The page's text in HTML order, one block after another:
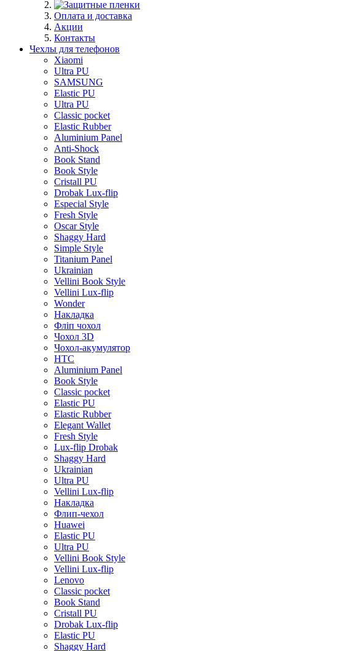
Оплата и доставка
Акции
Контакты
Чехлы для телефонов
Xiaomi
Ultra PU
SAMSUNG
Elastic PU
Ultra PU
Classic pocket
Elastic Rubber
Aluminium Panel
Anti-Shock
Book Stand
Book Style
Cristall PU
Drobak Lux-flip
Especial Style
Fresh Style
Oscar Style
Shaggy Hard
Simple Style
Titanium Panel
Ukrainian
Vellini Book Style
Vellini Lux-flip
Wonder
Накладка
Фліп чохол
Чохол 3D
Чохол-акумулятор
HTC
Aluminium Panel
Book Style
Classic pocket
Elastic PU
Elastic Rubber
Elegant Wallet
Fresh Style
Lux-flip Drobak
Shaggy Hard
Ukrainian
Ultra PU
Vellini Lux-flip
Накладка
Флип-чехол
Huawei
Elastic PU
Ultra PU
Vellini Book Style
Vellini Lux-flip
Lenovo
Classic pocket
Book Stand
Cristall PU
Drobak Lux-flip
Elastic PU
Shaggy Hard